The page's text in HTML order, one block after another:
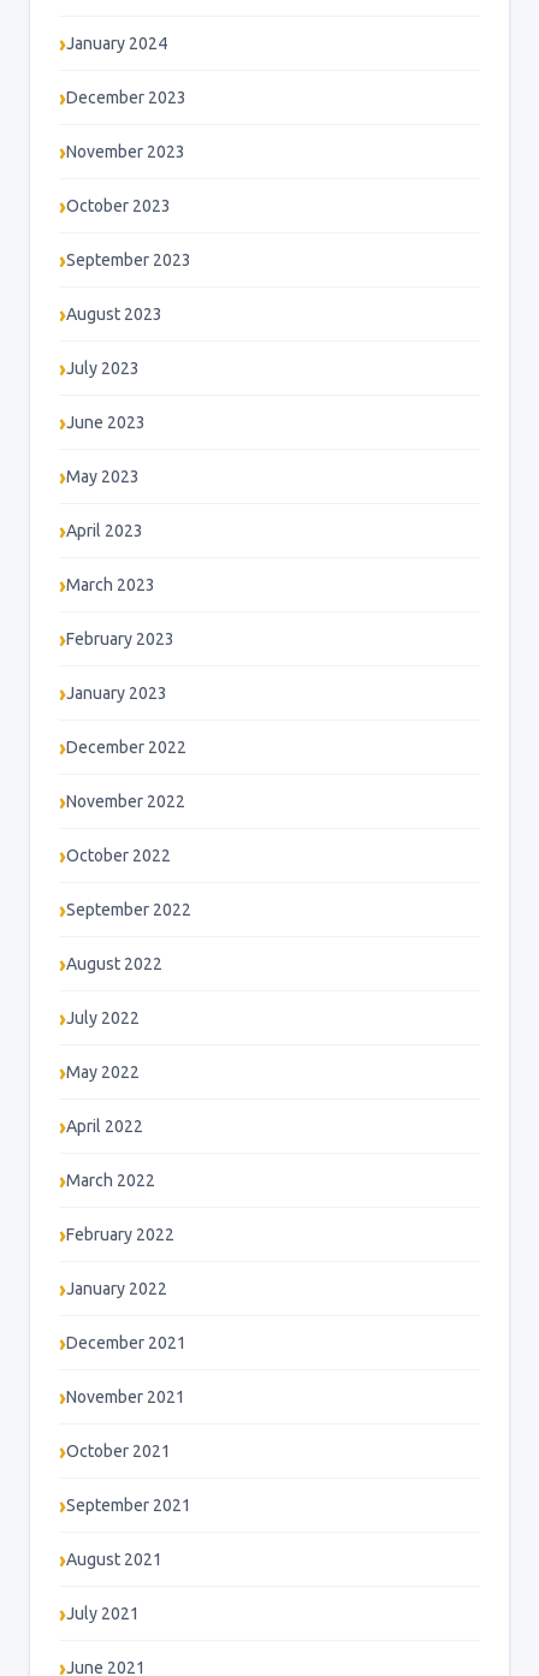
January 2024
December 2023
November 2023
October 2023
September 2023
August 2023
July 2023
June 2023
May 2023
April 2023
March 2023
February 2023
January 2023
December 2022
November 2022
October 2022
September 2022
August 2022
July 2022
May 2022
April 2022
March 2022
February 2022
January 2022
December 2021
November 2021
October 2021
September 2021
August 2021
July 2021
June 2021